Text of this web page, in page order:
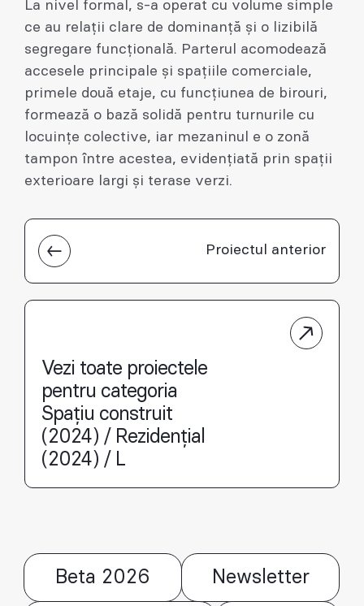
La nivel formal, s-a operat cu volume simple
ce au relații clare de dominanță și o lizibilă
segregare funcțională. Parterul acomodează
accesele principale și spațiile comerciale,
primele două etaje, cu funcțiunea de birouri,
formează o bază solidă pentru turnurile cu
locuințe colective, iar mezaninul e o zonă
tampon între acestea, evidențiată prin spații
exterioare largi și terase verzi.
Proiectul anterior
Vezi toate proiectele
pentru categoria
Spațiu construit
(2024) / Rezidențial
(2024) / L
Beta 2026 Newsletter